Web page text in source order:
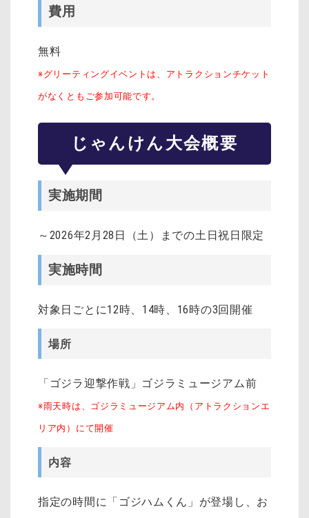
費用
無料
※グリーティングイベントは、アトラクションチケット
がなくともご参加可能です。
じゃんけん大会概要
実施期間
～2026年2月28日（土）までの土日祝日限定
実施時間
対象日ごとに12時、14時、16時の3回開催
場所
「ゴジラ迎撃作戦」ゴジラミュージアム前
※雨天時は、ゴジラミュージアム内（アトラクションエ
リア内）にて開催
内容
指定の時間に「ゴジハムくん」が登場し、お